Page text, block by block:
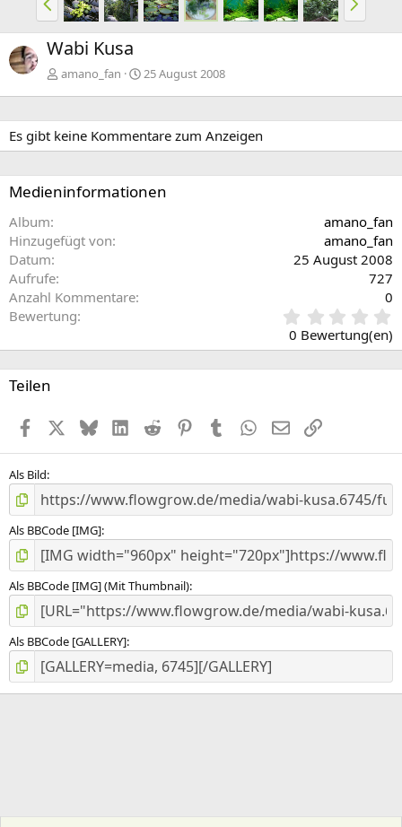
o
r
h
e
g
e
ä
c
Wabi Kusa
amano_fan 25 August 2008
Es gibt keine Kommentare zum Anzeigen
Medieninformationen
Album
amano_fan
Hinzugefügt von
amano_fan
Datum
25 August 2008
Aufrufe
727
Anzahl Kommentare
0
Bewertung
0
0
(
0 Bewertung(en)
Teilen
FacebookX (Twitter)
BlueskyLinkedInReddit PinterestTumblr WhatsApp
E-MailLink
Als Bild
Als BBCode [IMG]
Als BBCode [IMG] (Mit Thumbnail)
Als BBCode [GALLERY]